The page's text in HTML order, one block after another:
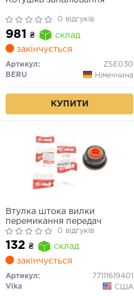
0 відгуків
981 ₴
склад
закінчується
Артикул:
ZSE030
BERU
Німеччина
КУПИТИ
Втулка штока вилки
перемикання передач
0 відгуків
132 ₴
склад
закінчується
Артикул:
77111619401
Vika
США